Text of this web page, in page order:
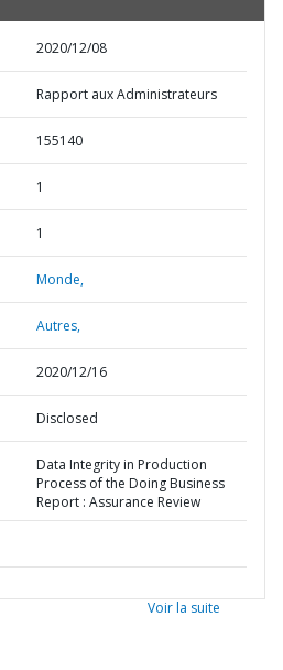
2020/12/08
Rapport aux Administrateurs
155140
1
1
Monde,
Autres,
2020/12/16
Disclosed
Data Integrity in Production
Process of the Doing Business
Report : Assurance Review
Voir la suite